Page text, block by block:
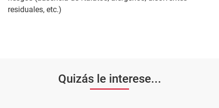
residuales, etc.)
Quizás le interese...